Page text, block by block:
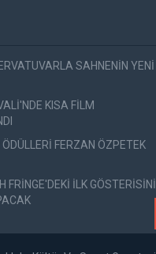
SAHNENİN YENİ
KISA FİLM
FERZAN ÖZPETEK
FRİNGE'DEKİ İLK GÖSTERİSİNİ